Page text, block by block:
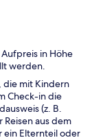
in Höhe
werden.
die mit Kindern
Check-in die
(z. B.
Reisen aus dem
ein Elternteil oder